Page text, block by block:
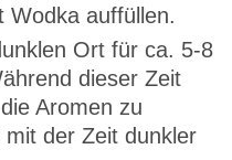
Wodka auffüllen.
Ort für ca. 5-8
dieser Zeit
Aromen zu
der Zeit dunkler